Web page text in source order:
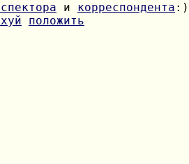
и корреспондента
положить